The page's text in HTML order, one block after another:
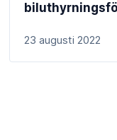
23 augusti 2022